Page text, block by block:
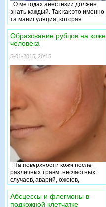
О методах анестезии должен
знать каждый. Так как это именно
та манипуляция, которая
поможет избавиться от боли во
время выполнения операций, а
также некоторых процедур.
обезболивания в медицине
анестезию, проводниковую
анестезию, а также общую
Образование рубцов на коже
человека
5-01-2015, 20:15
На поверхности кожи после
различных травм: несчастных
случаев, аварий, ожогов,
хирургических операций, угревой
сыпи, - возникают рубцы. Итогом
процесса заживления ран
Абсцессы и флегмоны в
подкожной клетчатке